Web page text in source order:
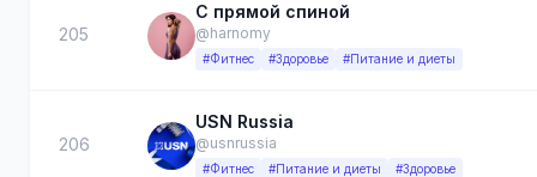
205
С прямой спиной
@harnomy
#Фитнес #Здоровье #Питание и диеты
206
USN Russia
@usnrussia
#Фитнес #Питание и диеты #Здоровье